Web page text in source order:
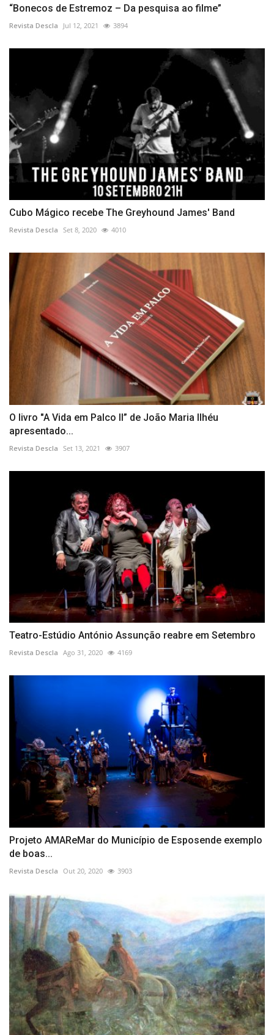
“Bonecos de Estremoz – Da pesquisa ao filme”
Revista Descla Jul 12, 2021 3894
Cubo Mágico recebe The Greyhound James' Band
Revista Descla Set 8, 2020 4010
O livro "A Vida em Palco II” de João Maria Ilhéu
apresentado...
Revista Descla Set 13, 2021 3907
Teatro-Estúdio António Assunção reabre em Setembro
Revista Descla Ago 31, 2020 4169
Projeto AMAReMar do Município de Esposende exemplo
de boas...
Revista Descla Out 20, 2020 3903